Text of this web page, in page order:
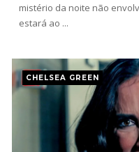
Semana em Sexyness
WWE SummerSlam
Aug 01 2026
mistério da noite não
estará ao ...
CHELSEA GREEN